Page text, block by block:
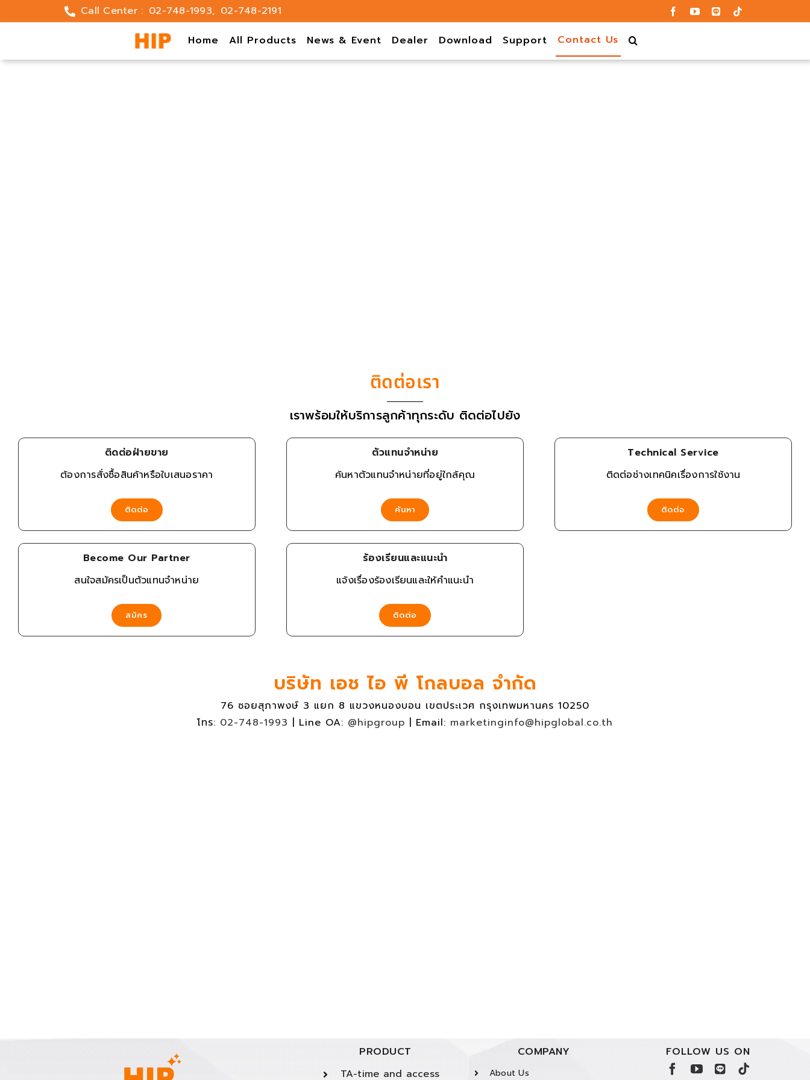
to
Call Center : 02-748-1993, 02-748-2191
Home All Products News & Event Dealer Download Support Contact Us
ติดต่อเรา
เราพร้อมให้บริการลูกค้าทุกระดับ ติดต่อไปยัง
ติดต่อฝ่ายขาย
ต้องการสั่งซื้อสินค้าหรือใบเสนอราคา
ติดต่อ
ตัวแทนจำหน่าย
ค้นหาตัวแทนจำหน่ายที่อยู่ใกล้คุณ
ค้นหา
Technical Service
ติดต่อช่างเทคนิคเรื่องการใช้งาน
ติดต่อ
Become Our Partner
สนใจสมัครเป็นตัวแทนจำหน่าย
สมัคร
ร้องเรียนและแนะนำ
แจ้งเรื่องร้องเรียนและให้คำแนะนำ
ติดต่อ
บริษัท เอช ไอ พี โกลบอล จำกัด
76 ซอยสุภาพงษ์ 3 แยก 8 แขวงหนองบอน เขตประเวศ กรุงเทพมหานคร 10250
โทร: 02-748-1993 | Line OA: @hipgroup | Email: marketinginfo@hipglobal.co.th
PRODUCT
TA-time and access
COMPANY
About Us
FOLLOW US ON